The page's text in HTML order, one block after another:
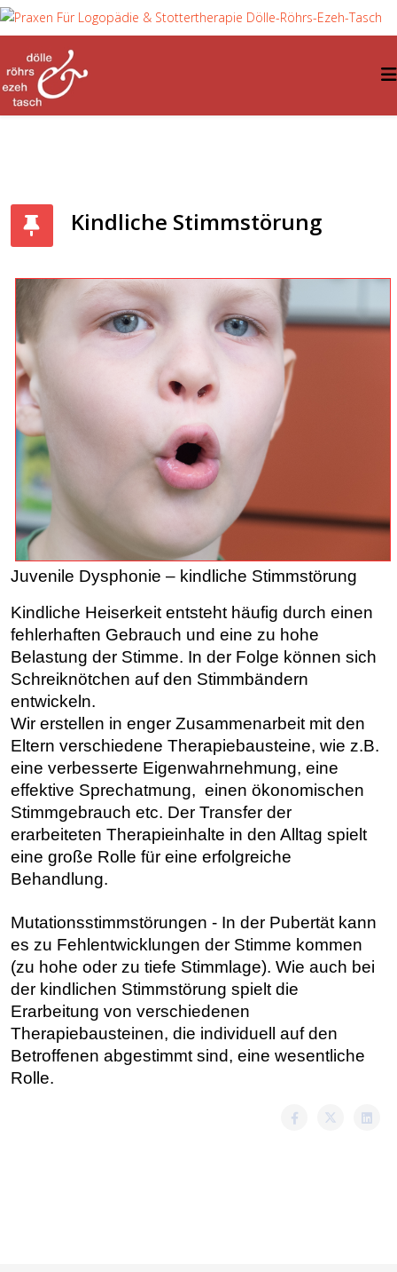
Kindliche Stimmstörung
Juvenile Dysphonie – kindliche Stimmstörung
Kindliche Heiserkeit entsteht häufig durch einen
fehlerhaften Gebrauch und eine zu hohe
Belastung der Stimme. In der Folge können sich
Schreiknötchen auf den Stimmbändern
entwickeln.
Wir erstellen in enger Zusammenarbeit mit den
Eltern verschiedene Therapiebausteine, wie z.B.
eine verbesserte Eigenwahrnehmung, eine
effektive Sprechatmung, einen ökonomischen
Stimmgebrauch etc. Der Transfer der
erarbeiteten Therapieinhalte in den Alltag spielt
eine große Rolle für eine erfolgreiche
Behandlung.
Mutationsstimmstörungen - In der Pubertät kann
es zu Fehlentwicklungen der Stimme kommen
(zu hohe oder zu tiefe Stimmlage). Wie auch bei
der kindlichen Stimmstörung spielt die
Erarbeitung von verschiedenen
Therapiebausteinen, die individuell auf den
Betroffenen abgestimmt sind, eine wesentliche
Rolle.